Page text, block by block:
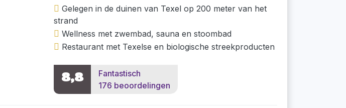
Gelegen in de duinen van Texel op 200 meter van het
strand
Wellness met zwembad, sauna en stoombad
Restaurant met Texelse en biologische streekproducten
8,8
Fantastisch
176 beoordelingen